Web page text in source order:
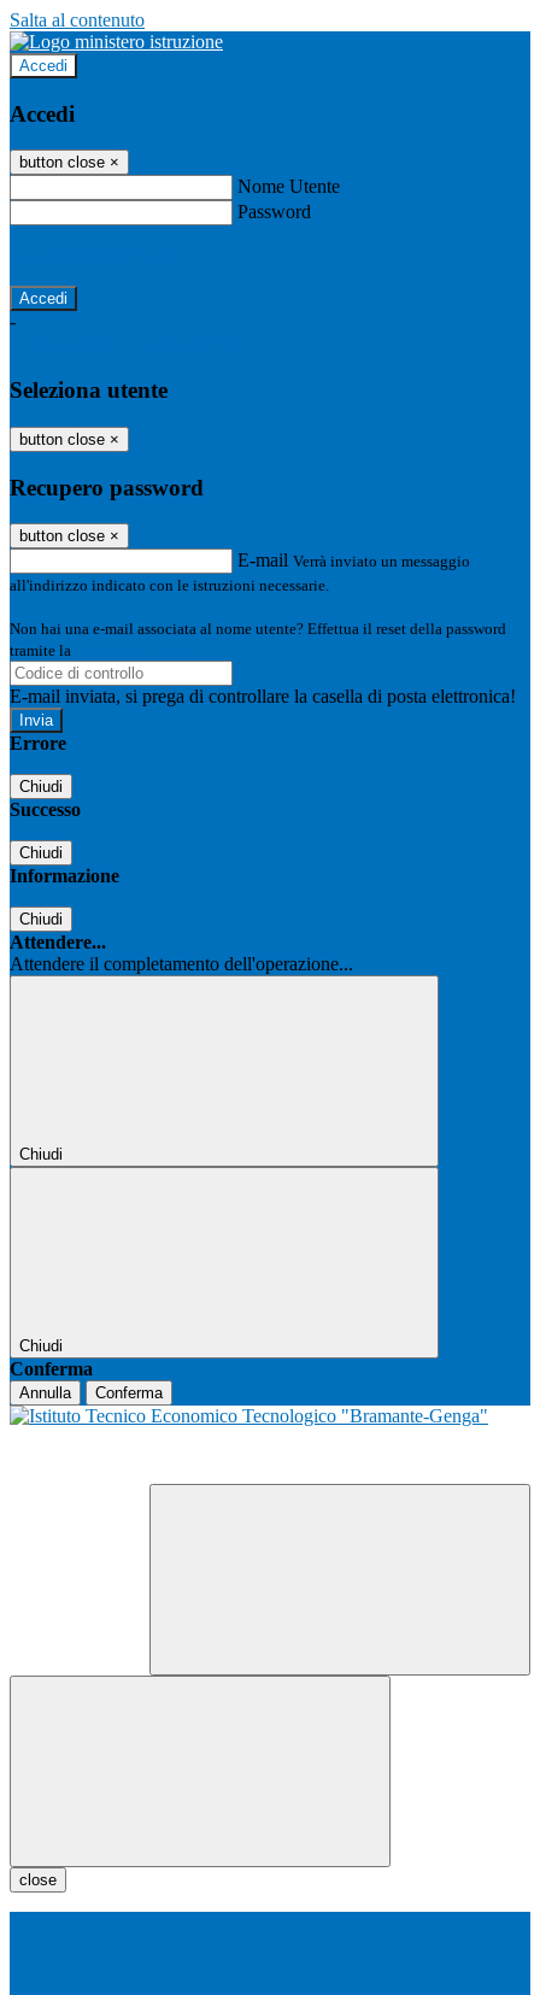
Salta al contenuto
Accedi
Accedi
button close ×
Nome Utente
Password
-
Seleziona utente
button close ×
Recupero password
button close ×
E-mail Verrà inviato un messaggio
all'indirizzo indicato con le istruzioni necessarie.
Non hai una e-mail associata al nome utente? Effettua il reset della password
tramite la
E-mail inviata, si prega di controllare la casella di posta elettronica!
Errore
Chiudi
Successo
Chiudi
Informazione
Chiudi
Attendere...
Attendere il completamento dell'operazione...
Chiudi
Chiudi
Conferma
Annulla Conferma
close